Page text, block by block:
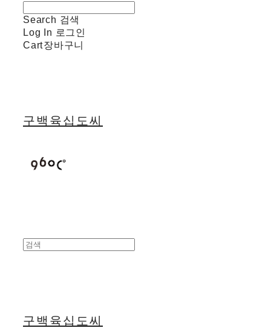
Search 검색
Log In 로그인
Cart장바구니
구백육십도씨
구백육십도씨